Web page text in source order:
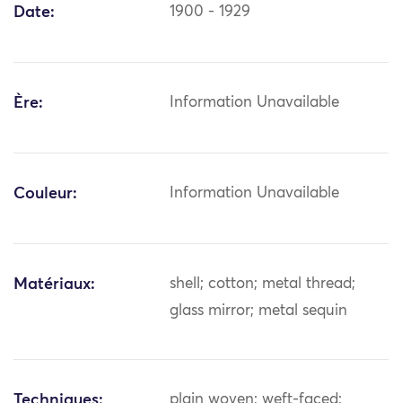
Date: 1900 - 1929
Ère: Information Unavailable
Couleur: Information Unavailable
Matériaux:
shell; cotton; metal thread;
glass mirror; metal sequin